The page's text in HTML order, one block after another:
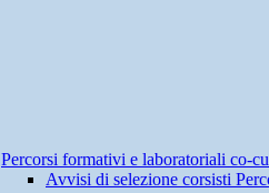
Percorsi formativi e laboratoriali co-
Avvisi di selezione corsisti